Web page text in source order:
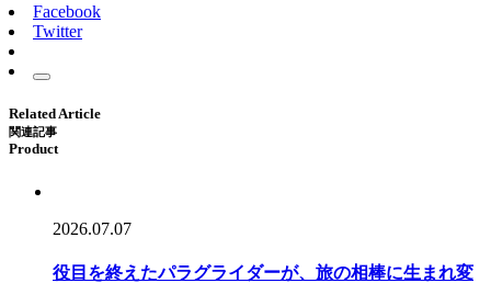
Facebook
Twitter
Related Article
関連記事
Product
2026.07.07
役目を終えたパラグライダーが、旅の相棒に生まれ変